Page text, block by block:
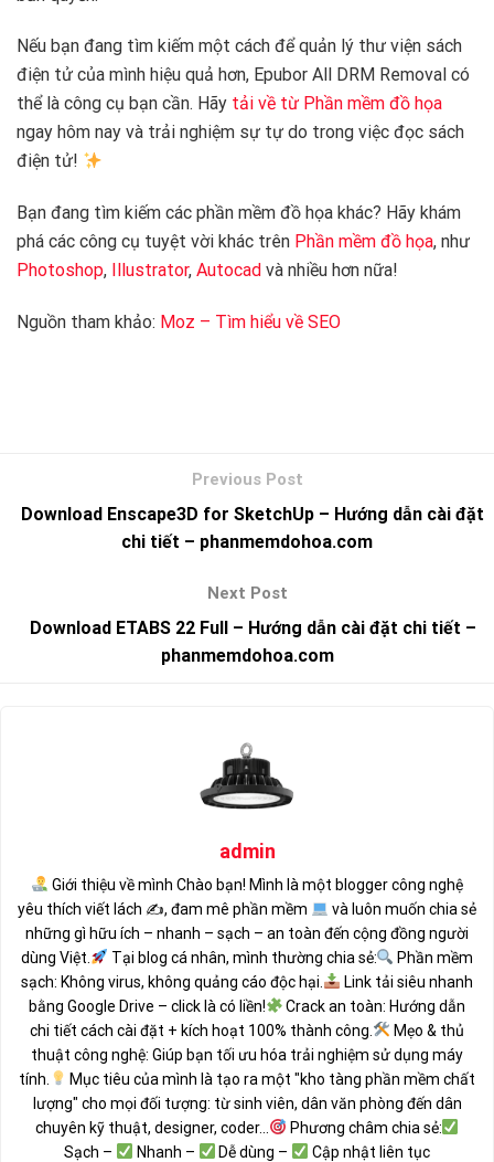
Nếu bạn đang tìm kiếm một cách để quản lý thư viện sách
điện tử của mình hiệu quả hơn, Epubor All DRM Removal có
thể là công cụ bạn cần. Hãy tải về từ Phần mềm đồ họa
ngay hôm nay và trải nghiệm sự tự do trong việc đọc sách
điện tử!
Bạn đang tìm kiếm các phần mềm đồ họa khác? Hãy khám
phá các công cụ tuyệt vời khác trên Phần mềm đồ họa, như
Photoshop, Illustrator, Autocad và nhiều hơn nữa!
Nguồn tham khảo: Moz – Tìm hiểu về SEO
Download Enscape3D for SketchUp – Hướng dẫn cài đặt
chi tiết – phanmemdohoa.com
Download ETABS 22 Full – Hướng dẫn cài đặt chi tiết –
phanmemdohoa.com
admin
Giới thiệu về mình Chào bạn! Mình là một blogger công nghệ
yêu thích viết lách ✍, đam mê phần mềm
và luôn muốn chia sẻ
những gì hữu ích – nhanh – sạch – an toàn đến cộng đồng người
dùng Việt.
Tại blog cá nhân, mình thường chia sẻ:
Phần mềm
sạch: Không virus, không quảng cáo độc hại.
Link tải siêu nhanh
bằng Google Drive – click là có liền!
Crack an toàn: Hướng dẫn
chi tiết cách cài đặt + kích hoạt 100% thành công.
Mẹo & thủ
thuật công nghệ: Giúp bạn tối ưu hóa trải nghiệm sử dụng máy
tính.
Mục tiêu của mình là tạo ra một "kho tàng phần mềm chất
lượng" cho mọi đối tượng: từ sinh viên, dân văn phòng đến dân
chuyên kỹ thuật, designer, coder...
Phương châm chia sẻ:
Sạch –
Nhanh – Dễ dùng – Cập nhật liên tục